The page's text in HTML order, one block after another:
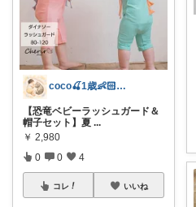
coco🍒1歳👶🏻5歳🐈
【恐竜ベビーラッシュガード＆
帽子セット】夏 ...
￥ 2,980
0 0 4
コレ いいね